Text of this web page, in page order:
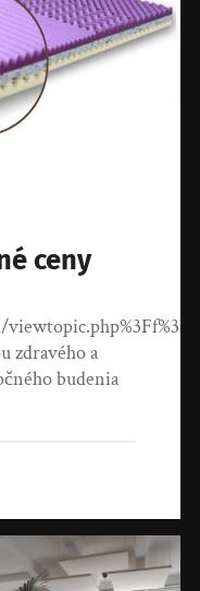
ceny
zdravého a
budenia